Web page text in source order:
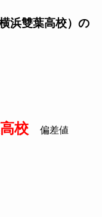
浜雙葉高校）の
校 偏差値